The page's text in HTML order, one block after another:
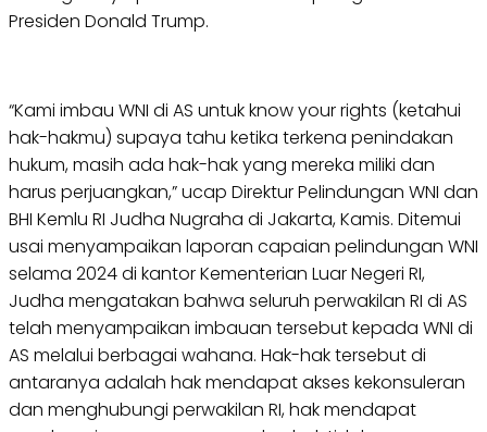
Presiden Donald Trump.
“Kami imbau WNI di AS untuk know your rights (ketahui
hak-hakmu) supaya tahu ketika terkena penindakan
hukum, masih ada hak-hak yang mereka miliki dan
harus perjuangkan,” ucap Direktur Pelindungan WNI dan
BHI Kemlu RI Judha Nugraha di Jakarta, Kamis. Ditemui
usai menyampaikan laporan capaian pelindungan WNI
selama 2024 di kantor Kementerian Luar Negeri RI,
Judha mengatakan bahwa seluruh perwakilan RI di AS
telah menyampaikan imbauan tersebut kepada WNI di
AS melalui berbagai wahana. Hak-hak tersebut di
antaranya adalah hak mendapat akses kekonsuleran
dan menghubungi perwakilan RI, hak mendapat